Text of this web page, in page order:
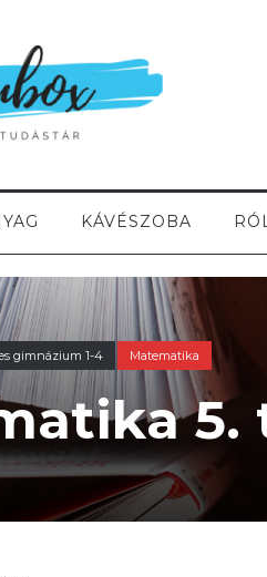
KÁVÉSZOBA
gimnázium 1-4 Matematika
5.